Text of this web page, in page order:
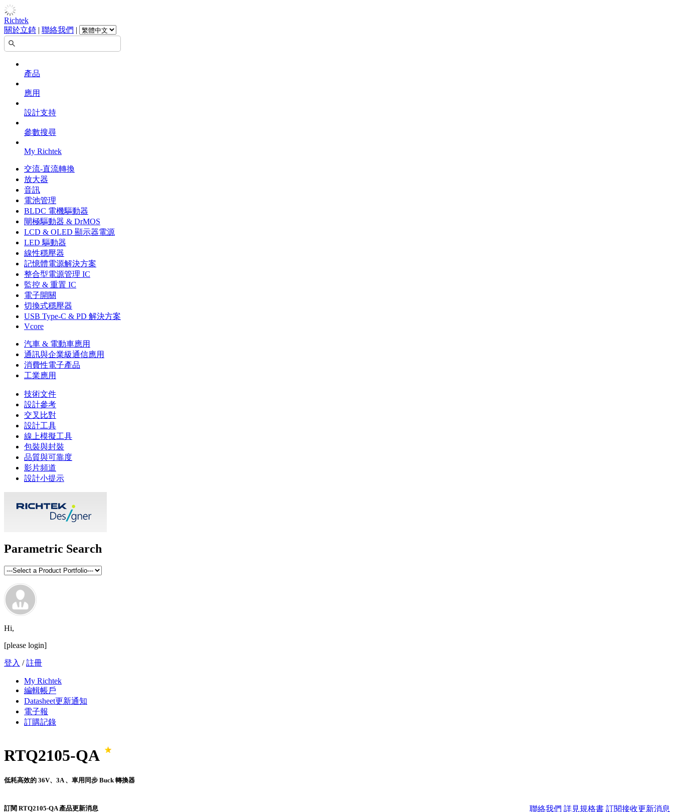
Richtek
關於立錡 | 聯絡我們 |
產品
應用
設計支持
參數搜尋
My Richtek
交流-直流轉換
放大器
音訊
電池管理
BLDC 電機驅動器
閘極驅動器 & DrMOS
LCD & OLED 顯示器電源
LED 驅動器
線性穩壓器
記憶體電源解決方案
整合型電源管理 IC
監控 & 重置 IC
電子開關
切換式穩壓器
USB Type-C & PD 解決方案
Vcore
汽車 & 電動車應用
通訊與企業級通信應用
消費性電子產品
工業應用
技術文件
設計參考
交叉比對
設計工具
線上模擬工具
包裝與封裝
品質與可靠度
影片頻道
設計小提示
Parametric Search
Hi,
[please login]
登入 /註冊
My Richtek
編輯帳戶
Datasheet更新通知
電子報
訂購記錄
RTQ2105-QA
低耗高效的 36V、3A 、車用同步 Buck 轉換器
聯絡我們 詳見規格書 訂閱接收更新消息
訂閱 RTQ2105-QA 產品更新消息